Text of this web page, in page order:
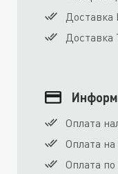
Доставка
Доставка
Оплата
Оплата на
Оплата